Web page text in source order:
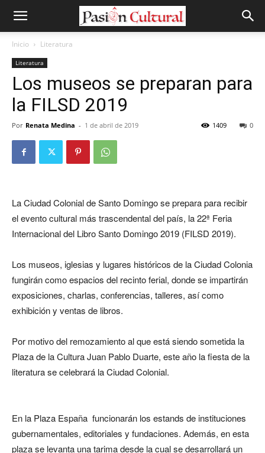
Inicio Literatura
Literatura
Los museos se preparan para
la FILSD 2019
Por Renata Medina - 1 de abril de 2019 0
1409
La Ciudad Colonial de Santo Domingo se prepara para recibir
el evento cultural más trascendental del país, la 22ª Feria
Internacional del Libro Santo Domingo 2019 (FILSD 2019).
Los museos, iglesias y lugares históricos de la Ciudad Colonia
fungirán como espacios del recinto ferial, donde se impartirán
exposiciones, charlas, conferencias, talleres, así como
exhibición y ventas de libros.
Por motivo del remozamiento al que está siendo sometida la
Plaza de la Cultura Juan Pablo Duarte, este año la fiesta de la
literatura se celebrará la Ciudad Colonial.
En la Plaza España funcionarán los estands de instituciones
gubernamentales, editoriales y fundaciones. Además, en esta
plaza se levanta una tarima desde la cual se desarrollará un